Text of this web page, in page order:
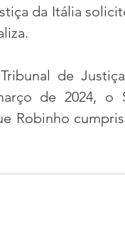
da Itália
de
de 2024, o
Robinho